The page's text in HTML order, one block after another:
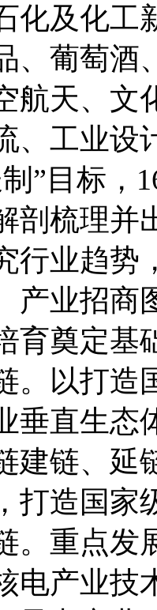
化及化工
、葡萄酒
航天、文
、工业设
”目标，
剖梳理并
行业趋势
产业招商
育奠定基
。以打造
垂直生态
建链、延
打造国家
。重点发
电产业技